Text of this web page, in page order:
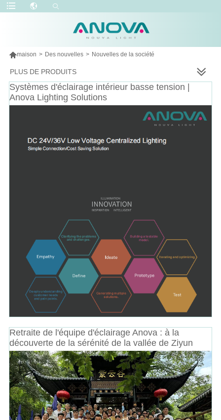
maison > Des nouvelles > Nouvelles de la société
PLUS DE PRODUITS
Systèmes d'éclairage intérieur basse tension |
Anova Lighting Solutions
Retraite de l'équipe d'éclairage Anova : à la
découverte de la sérénité de la vallée de Ziyun